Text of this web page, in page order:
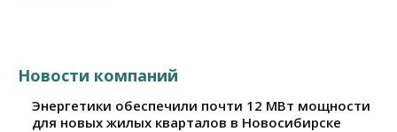
Новости компаний
Энергетики обеспечили почти 12 МВт мощности
для новых жилых кварталов в Новосибирске